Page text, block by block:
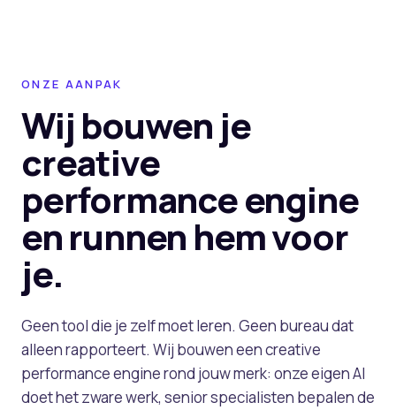
ONZE AANPAK
Wij bouwen je
creative
performance engine
en runnen hem voor
je.
Geen tool die je zelf moet leren. Geen bureau dat
alleen rapporteert. Wij bouwen een creative
performance engine rond jouw merk: onze eigen AI
doet het zware werk, senior specialisten bepalen de